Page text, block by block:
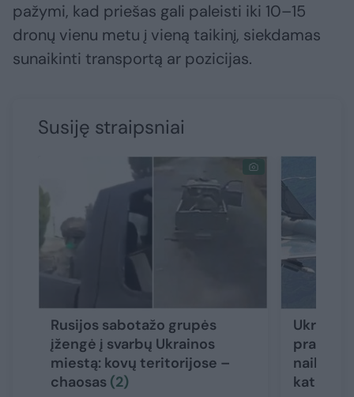
pažymi, kad priešas gali paleisti iki 10–15
dronų vienu metu į vieną taikinį, siekdamas
sunaikinti transportą ar pozicijas.
Susiję straipsniai
Rusijos sabotažo grupės
įžengė į svarbų Ukrainos
miestą: kovų teritorijose –
chaosas (2)
Ukraina